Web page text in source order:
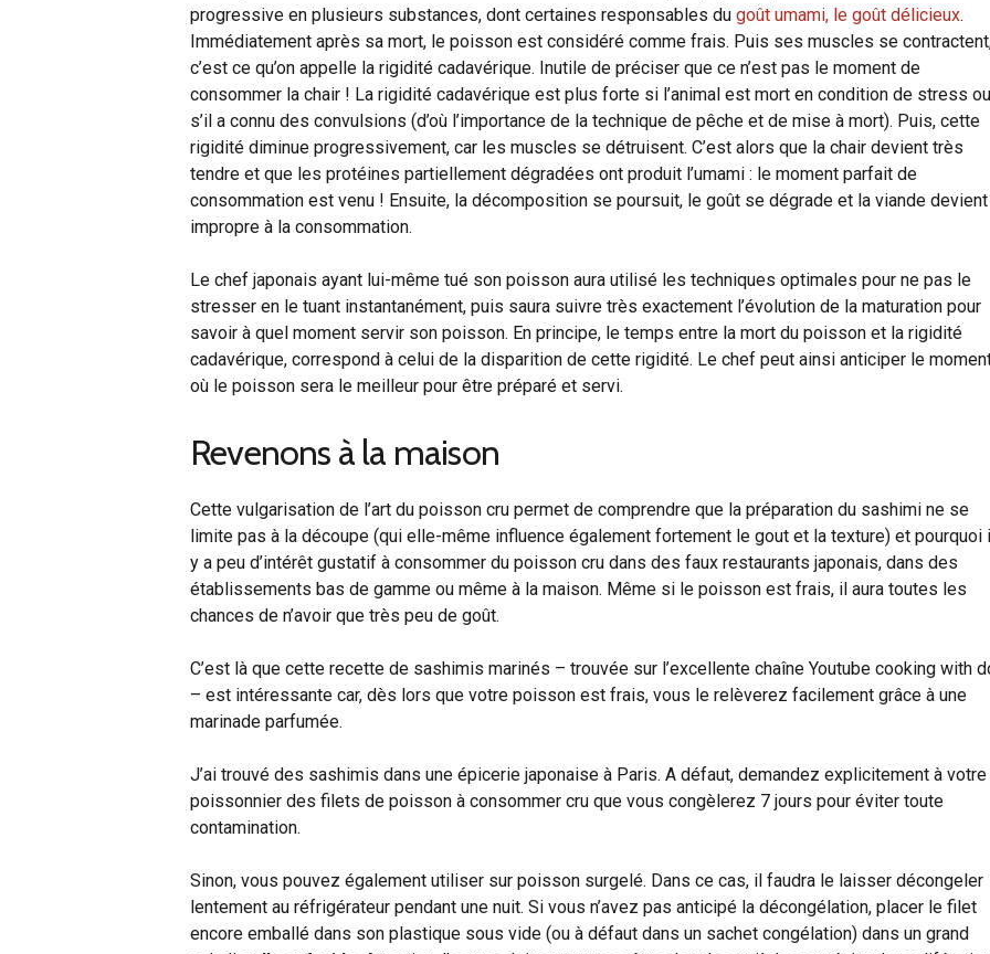
progressive en plusieurs substances, dont certaines responsables du goût umami, le goût délicieux.
Immédiatement après sa mort, le poisson est considéré comme frais. Puis ses muscles se
c’est ce qu’on appelle la rigidité cadavérique. Inutile de préciser que ce n’est pas le moment de
consommer la chair ! La rigidité cadavérique est plus forte si l’animal est mort en condition de stress ou
s’il a connu des convulsions (d’où l’importance de la technique de pêche et de mise à mort). Puis, cette
rigidité diminue progressivement, car les muscles se détruisent. C’est alors que la chair devient très
tendre et que les protéines partiellement dégradées ont produit l’umami : le moment parfait de
consommation est venu ! Ensuite, la décomposition se poursuit, le goût se dégrade et la viande devient
impropre à la consommation.
Le chef japonais ayant lui-même tué son poisson aura utilisé les techniques optimales pour ne pas le
stresser en le tuant instantanément, puis saura suivre très exactement l’évolution de la maturation pour
savoir à quel moment servir son poisson. En principe, le temps entre la mort du poisson et la rigidité
cadavérique, correspond à celui de la disparition de cette rigidité. Le chef peut ainsi anticiper le
où le poisson sera le meilleur pour être préparé et servi.
Revenons à la maison
Cette vulgarisation de l’art du poisson cru permet de comprendre que la préparation du sashimi ne se
limite pas à la découpe (qui elle-même influence également fortement le gout et la texture) et pourquoi
y a peu d’intérêt gustatif à consommer du poisson cru dans des faux restaurants japonais, dans des
établissements bas de gamme ou même à la maison. Même si le poisson est frais, il aura toutes les
chances de n’avoir que très peu de goût.
C’est là que cette recette de sashimis marinés – trouvée sur l’excellente chaîne Youtube cooking with
– est intéressante car, dès lors que votre poisson est frais, vous le relèverez facilement grâce à une
marinade parfumée.
J’ai trouvé des sashimis dans une épicerie japonaise à Paris. A défaut, demandez explicitement à votre
poissonnier des filets de poisson à consommer cru que vous congèlerez 7 jours pour éviter toute
contamination.
Sinon, vous pouvez également utiliser sur poisson surgelé. Dans ce cas, il faudra le laisser décongeler
lentement au réfrigérateur pendant une nuit. Si vous n’avez pas anticipé la décongélation, placer le filet
encore emballé dans son plastique sous vide (ou à défaut dans un sachet congélation) dans un grand